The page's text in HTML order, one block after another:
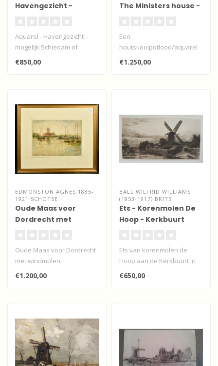
Havengezicht -
Aquarel - Havengezicht -
mogelijk Schiedam of
Rotterdam van John
Mogford..
€850,00
The Ministers house -
Een
houtskoolpotlood/aquarel
van deze Engelse
kunstenaar uit North
€1.250,00
EDMONSTON AGNES 1885-
1921 SCHOTSE
Oude Maas voor
Dordrecht met
Oude Maas voor Dordrecht
met windmolen.
€1.200,00
BALL WILFRID WILLIAMS
(1853-1917) BRITS
Ets - Korenmolen De
Hoop - Kerkbuurt
Ets van korenmolen de
Hoop aan de Kerkbuurt in
Papendrecht.
€650,00